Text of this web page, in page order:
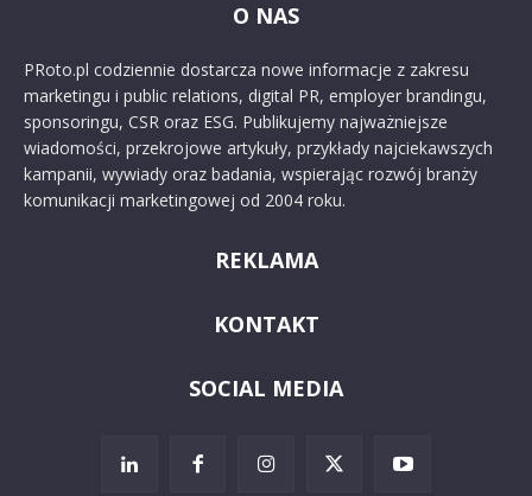
O NAS
PRoto.pl codziennie dostarcza nowe informacje z zakresu
marketingu i public relations, digital PR, employer brandingu,
sponsoringu, CSR oraz ESG. Publikujemy najważniejsze
wiadomości, przekrojowe artykuły, przykłady najciekawszych
kampanii, wywiady oraz badania, wspierając rozwój branży
komunikacji marketingowej od 2004 roku.
REKLAMA
KONTAKT
SOCIAL MEDIA